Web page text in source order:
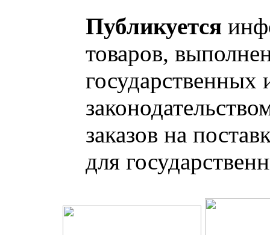
Публикуется
товаров,
заказов на
для